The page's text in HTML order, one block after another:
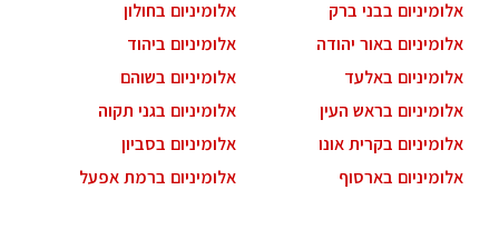
אלומיניום בבני ברק
אלומיניום בחולון
אלומיניום באור יהודה
אלומיניום ביהוד
אלומיניום באלעד
אלומיניום בשוהם
אלומיניום בראש העין
אלומיניום בגני תקוה
אלומיניום בקרית אונו
אלומיניום בסביון
אלומיניום בארסוף
אלומיניום ברמת אפעל